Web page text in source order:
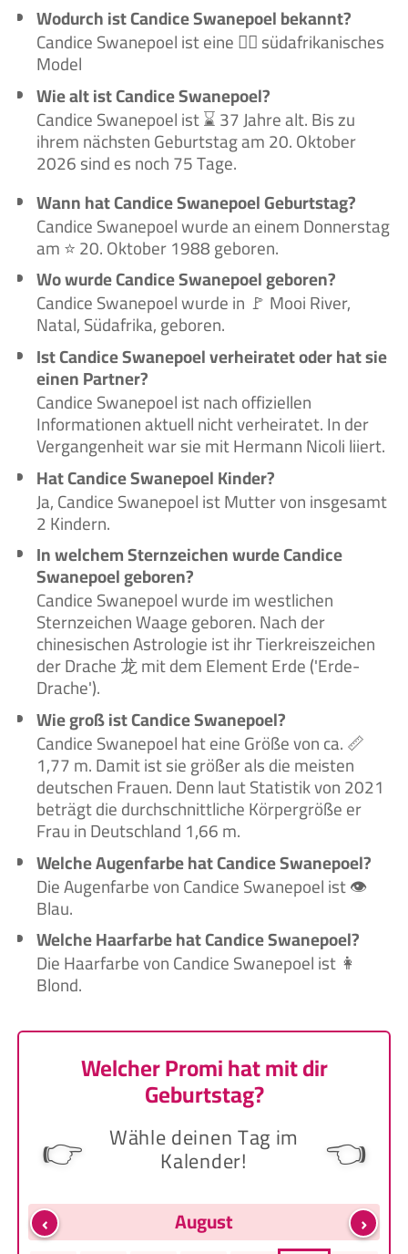
Wodurch ist Candice Swanepoel bekannt?
Candice Swanepoel ist eine 🙋‍♀️ südafrikanisches
Model
Wie alt ist Candice Swanepoel?
Candice Swanepoel ist ⌛ 37 Jahre alt. Bis zu
ihrem nächsten Geburtstag am 20. Oktober
2026 sind es noch 75 Tage.
Wann hat Candice Swanepoel Geburtstag?
Candice Swanepoel wurde an einem Donnerstag
am ⭐ 20. Oktober 1988 geboren.
Wo wurde Candice Swanepoel geboren?
Candice Swanepoel wurde in 🚩 Mooi River,
Natal, Südafrika, geboren.
Ist Candice Swanepoel verheiratet oder hat sie
einen Partner?
Candice Swanepoel ist nach offiziellen
Informationen aktuell nicht verheiratet. In der
Vergangenheit war sie mit Hermann Nicoli liiert.
Hat Candice Swanepoel Kinder?
Ja, Candice Swanepoel ist Mutter von insgesamt
2 Kindern.
In welchem Sternzeichen wurde Candice
Swanepoel geboren?
Candice Swanepoel wurde im westlichen
Sternzeichen Waage geboren. Nach der
chinesischen Astrologie ist ihr Tierkreiszeichen
der Drache 龙 mit dem Element Erde ('Erde-
Drache').
Wie groß ist Candice Swanepoel?
Candice Swanepoel hat eine Größe von ca. 📏
1,77 m. Damit ist sie größer als die meisten
deutschen Frauen. Denn laut Statistik von 2021
beträgt die durchschnittliche Körpergröße er
Frau in Deutschland 1,66 m.
Welche Augenfarbe hat Candice Swanepoel?
Die Augenfarbe von Candice Swanepoel ist 👁️
Blau.
Welche Haarfarbe hat Candice Swanepoel?
Die Haarfarbe von Candice Swanepoel ist 👩
Blond.
Welcher Promi hat mit dir
Geburtstag?
👉 Wähle deinen Tag im
Kalender! 👈
‹ ›
August